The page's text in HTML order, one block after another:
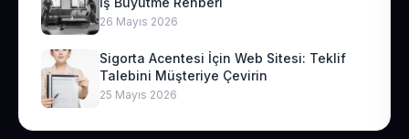
26 Mayıs 2026
Sigorta Acentesi İçin Web Sitesi: Teklif
Talebini Müşteriye Çevirin
25 Mayıs 2026